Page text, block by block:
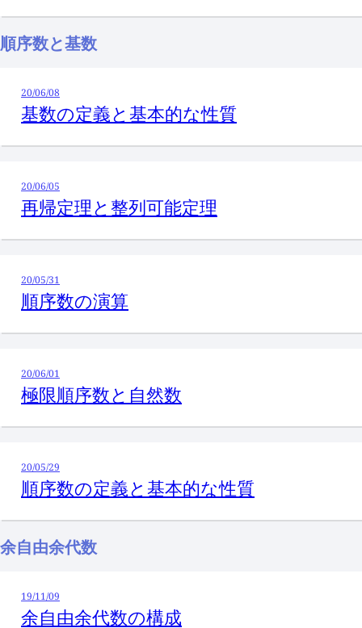
順序数と基数
20/06/08
基数の定義と基本的な性質
20/06/05
再帰定理と整列可能定理
20/05/31
順序数の演算
20/06/01
極限順序数と自然数
20/05/29
順序数の定義と基本的な性質
余自由余代数
19/11/09
余自由余代数の構成